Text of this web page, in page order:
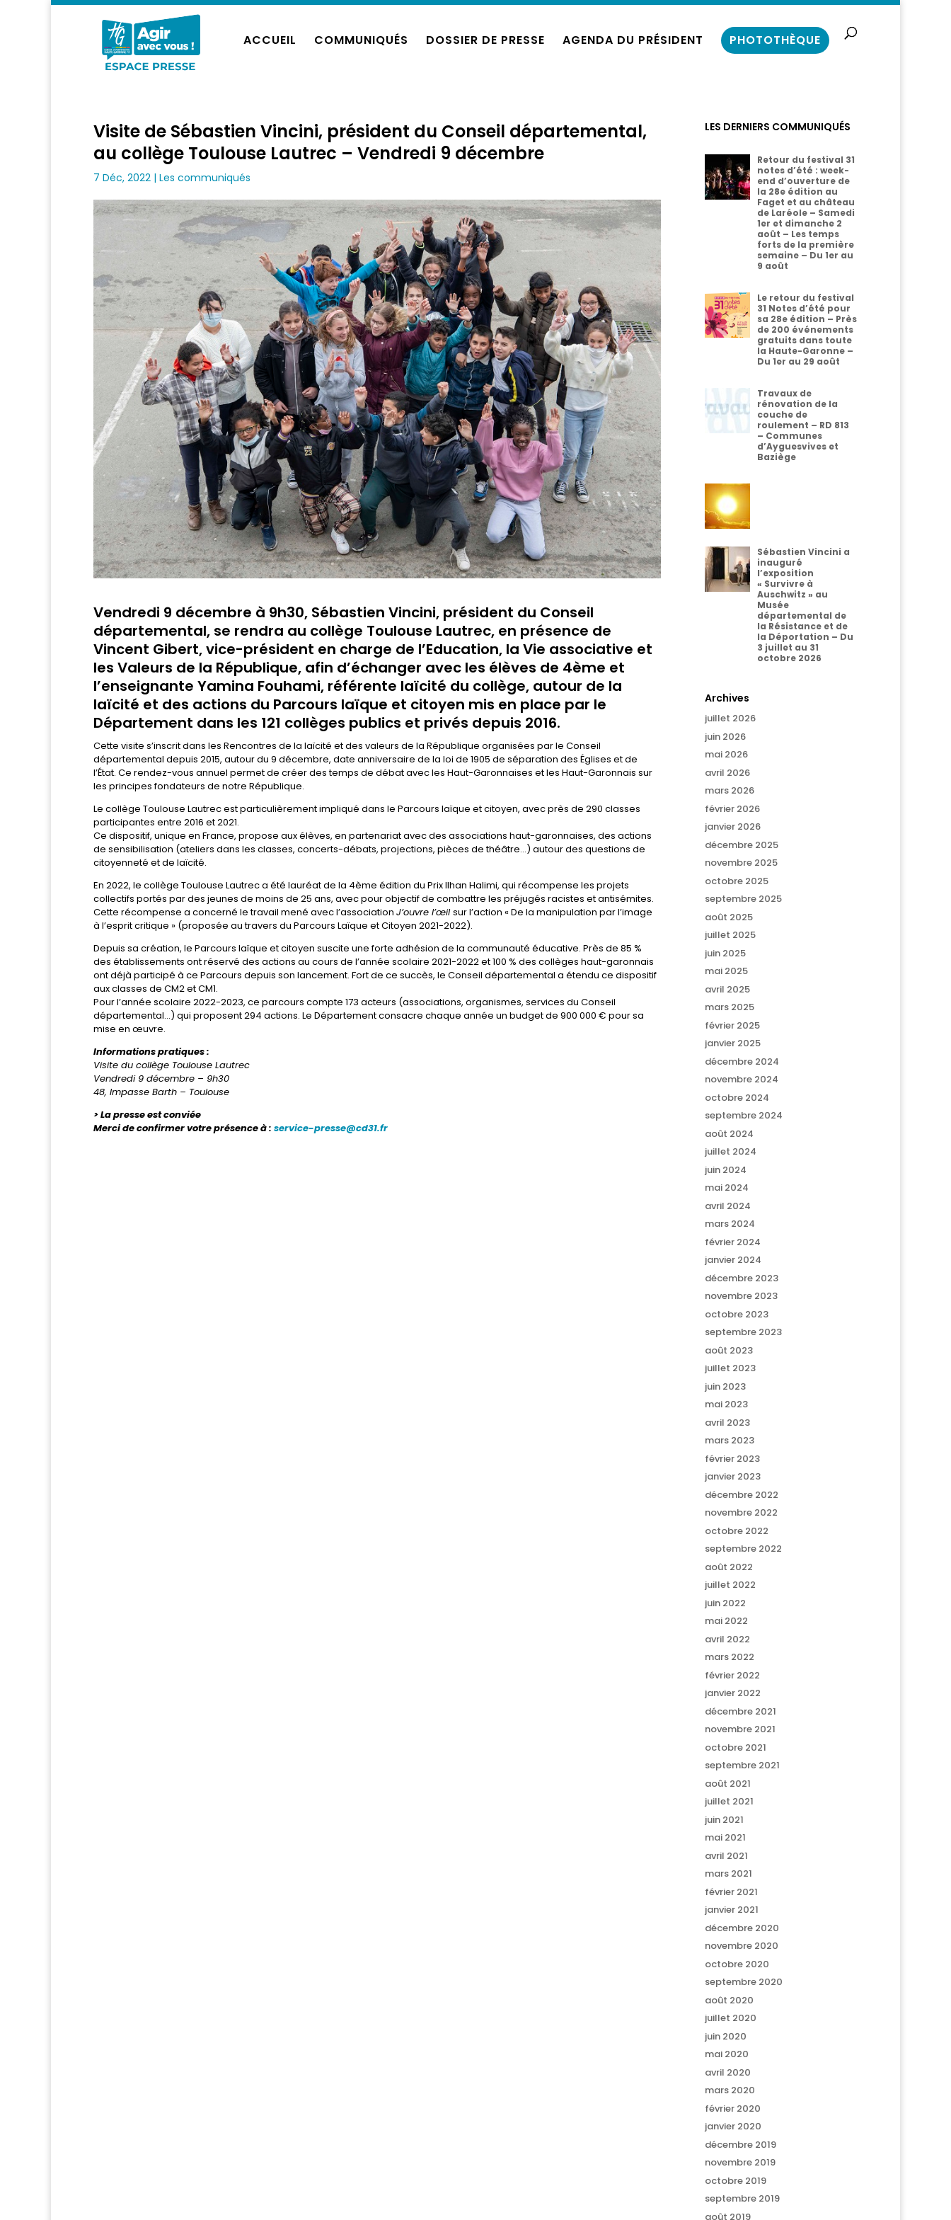
ACCUEIL COMMUNIQUÉS DOSSIER DE PRESSE AGENDA DU PRÉSIDENT PHOTOTHÈQUE
Visite de Sébastien Vincini, président du Conseil départemental,
au collège Toulouse Lautrec – Vendredi 9 décembre
7 Déc, 2022 | Les communiqués
Vendredi 9 décembre à 9h30, Sébastien Vincini, président du Conseil
départemental, se rendra au collège Toulouse Lautrec, en présence de
Vincent Gibert, vice-président en charge de l’Education, la Vie associative et
les Valeurs de la République, afin d’échanger avec les élèves de 4ème et
l’enseignante Yamina Fouhami, référente laïcité du collège, autour de la
laïcité et des actions du Parcours laïque et citoyen mis en place par le
Département dans les 121 collèges publics et privés depuis 2016.
Cette visite s’inscrit dans les Rencontres de la laïcité et des valeurs de la République organisées par le Conseil
départemental depuis 2015, autour du 9 décembre, date anniversaire de la loi de 1905 de séparation des Églises et de
l’État. Ce rendez-vous annuel permet de créer des temps de débat avec les Haut-Garonnaises et les Haut-Garonnais sur
les principes fondateurs de notre République.
Le collège Toulouse Lautrec est particulièrement impliqué dans le Parcours laïque et citoyen, avec près de 290 classes
participantes entre 2016 et 2021.
Ce dispositif, unique en France, propose aux élèves, en partenariat avec des associations haut-garonnaises, des actions
de sensibilisation (ateliers dans les classes, concerts-débats, projections, pièces de théâtre…) autour des questions de
citoyenneté et de laïcité.
En 2022, le collège Toulouse Lautrec a été lauréat de la 4ème édition du Prix Ilhan Halimi, qui récompense les projets
collectifs portés par des jeunes de moins de 25 ans, avec pour objectif de combattre les préjugés racistes et antisémites.
Cette récompense a concerné le travail mené avec l’association J’ouvre l’œilsur l’action « De la manipulation par l’image
à l’esprit critique » (proposée au travers du Parcours Laïque et Citoyen 2021-2022).
Depuis sa création, le Parcours laïque et citoyen suscite une forte adhésion de la communauté éducative. Près de 85 %
des établissements ont réservé des actions au cours de l’année scolaire 2021-2022 et 100 % des collèges haut-garonnais
ont déjà participé à ce Parcours depuis son lancement. Fort de ce succès, le Conseil départemental a étendu ce dispositif
aux classes de CM2 et CM1.
Pour l’année scolaire 2022-2023, ce parcours compte 173 acteurs (associations, organismes, services du Conseil
départemental…) qui proposent 294 actions. Le Département consacre chaque année un budget de 900 000 € pour sa
mise en œuvre.
Informations pratiques :
Visite du collège Toulouse Lautrec
Vendredi 9 décembre – 9h30
48, Impasse Barth – Toulouse
> La presse est conviée
Merci de confirmer votre présence à : service-presse@cd31.fr
LES DERNIERS COMMUNIQUÉS
Retour du festival 31
notes d’été : week-
end d’ouverture de
la 28e édition au
Faget et au château
de Laréole – Samedi
1er et dimanche 2
août – Les temps
forts de la première
semaine – Du 1er au
9 août
Le retour du festival
31 Notes d’été pour
sa 28e édition – Près
de 200 événements
gratuits dans toute
la Haute-Garonne –
Du 1er au 29 août
Travaux de
rénovation de la
couche de
roulement – RD 813
– Communes
d’Ayguesvives et
Baziège
Sébastien Vincini a
inauguré
l’exposition
« Survivre à
Auschwitz » au
Musée
départemental de
la Résistance et de
la Déportation – Du
3 juillet au 31
octobre 2026
Archives
juillet 2026
juin 2026
mai 2026
avril 2026
mars 2026
février 2026
janvier 2026
décembre 2025
novembre 2025
octobre 2025
septembre 2025
août 2025
juillet 2025
juin 2025
mai 2025
avril 2025
mars 2025
février 2025
janvier 2025
décembre 2024
novembre 2024
octobre 2024
septembre 2024
août 2024
juillet 2024
juin 2024
mai 2024
avril 2024
mars 2024
février 2024
janvier 2024
décembre 2023
novembre 2023
octobre 2023
septembre 2023
août 2023
juillet 2023
juin 2023
mai 2023
avril 2023
mars 2023
février 2023
janvier 2023
décembre 2022
novembre 2022
octobre 2022
septembre 2022
août 2022
juillet 2022
juin 2022
mai 2022
avril 2022
mars 2022
février 2022
janvier 2022
décembre 2021
novembre 2021
octobre 2021
septembre 2021
août 2021
juillet 2021
juin 2021
mai 2021
avril 2021
mars 2021
février 2021
janvier 2021
décembre 2020
novembre 2020
octobre 2020
septembre 2020
août 2020
juillet 2020
juin 2020
mai 2020
avril 2020
mars 2020
février 2020
janvier 2020
décembre 2019
novembre 2019
octobre 2019
septembre 2019
août 2019